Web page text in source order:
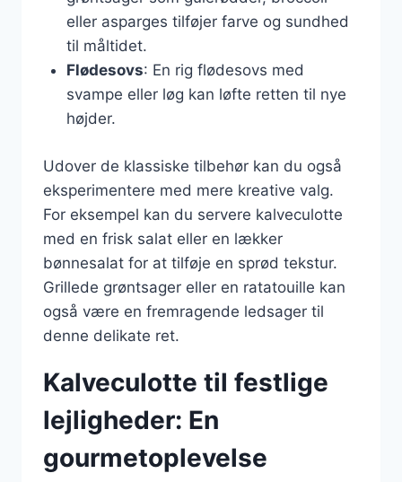
eller asparges tilføjer farve og sundhed
til måltidet.
Flødesovs: En rig flødesovs med
svampe eller løg kan løfte retten til nye
højder.
Udover de klassiske tilbehør kan du også
eksperimentere med mere kreative valg.
For eksempel kan du servere kalveculotte
med en frisk salat eller en lækker
bønnesalat for at tilføje en sprød tekstur.
Grillede grøntsager eller en ratatouille kan
også være en fremragende ledsager til
denne delikate ret.
Kalveculotte til festlige
lejligheder: En
gourmetoplevelse